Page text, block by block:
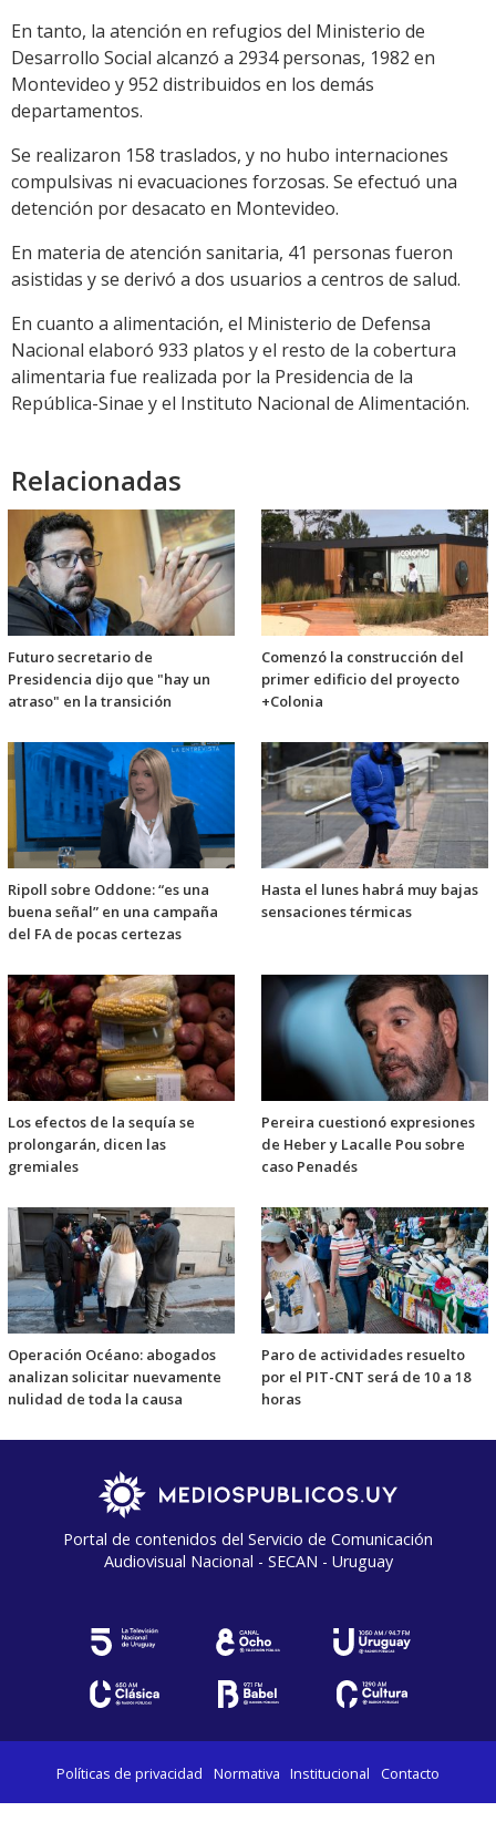
En tanto, la atención en refugios del Ministerio de
Desarrollo Social alcanzó a 2934 personas, 1982 en
Montevideo y 952 distribuidos en los demás
departamentos.
Se realizaron 158 traslados, y no hubo internaciones
compulsivas ni evacuaciones forzosas. Se efectuó una
detención por desacato en Montevideo.
En materia de atención sanitaria, 41 personas fueron
asistidas y se derivó a dos usuarios a centros de salud.
En cuanto a alimentación, el Ministerio de Defensa
Nacional elaboró 933 platos y el resto de la cobertura
alimentaria fue realizada por la Presidencia de la
República-Sinae y el Instituto Nacional de Alimentación.
Relacionadas
Futuro secretario de
Presidencia dijo que "hay un
atraso" en la transición
Comenzó la construcción del
primer edificio del proyecto
+Colonia
Ripoll sobre Oddone: “es una
buena señal” en una campaña
del FA de pocas certezas
Hasta el lunes habrá muy bajas
sensaciones térmicas
Los efectos de la sequía se
prolongarán, dicen las
gremiales
Pereira cuestionó expresiones
de Heber y Lacalle Pou sobre
caso Penadés
Operación Océano: abogados
analizan solicitar nuevamente
nulidad de toda la causa
Paro de actividades resuelto
por el PIT-CNT será de 10 a 18
horas
Portal de contenidos del Servicio de Comunicación
Audiovisual Nacional - SECAN - Uruguay
Políticas de privacidad Normativa Institucional Contacto